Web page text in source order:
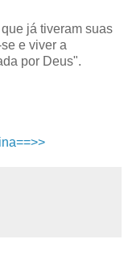
já tiveram suas
e viver a
por Deus".